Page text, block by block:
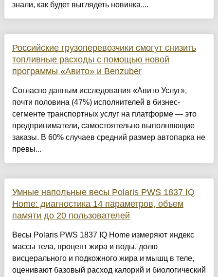
знали, как будет выглядеть новинка....
Российские грузоперевозчики смогут снизить
топливные расходы с помощью новой
программы «Авито» и Benzuber
Согласно данным исследования «Авито Услуг»,
почти половина (47%) исполнителей в бизнес-
сегменте транспортных услуг на платформе — это
предприниматели, самостоятельно выполняющие
заказы. В 60% случаев средний размер автопарка не
превы...
Умные напольные весы Polaris PWS 1837 IQ
Home: диагностика 14 параметров, объем
памяти до 20 пользователей
Весы Polaris PWS 1837 IQ Home измеряют индекс
массы тела, процент жира и воды, долю
висцерального и подкожного жира и мышц в теле,
оценивают базовый расход калорий и биологический